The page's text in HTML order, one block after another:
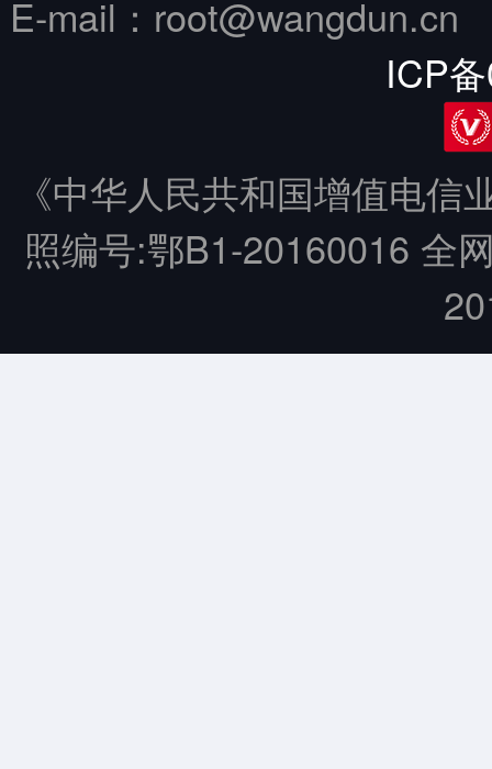
E-mail：
ICP
《中华人民共和国增值电
照编号:鄂B1-20160016 全